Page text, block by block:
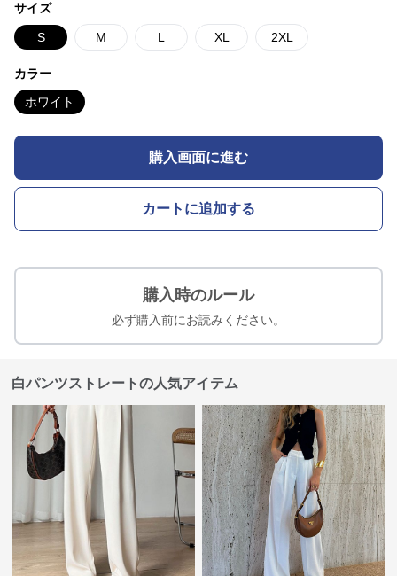
サイズ
S M L XL 2XL
カラー
ホワイト
購入画面に進む
カートに追加する
購入時のルール
必ず購入前にお読みください。
白パンツストレートの人気アイテム